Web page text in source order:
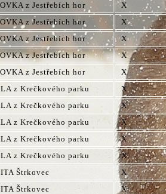
z Jestřebích hor X
z Jestřebích hor X
z Jestřebích hor X
z Jestřebích hor X
z Jestřebích hor X
z Krečkového parku X
z Krečkového parku X
z Krečkového parku X
z Krečkového parku X
z Krečkového parku X
Štrkovec X
Štrkovec X